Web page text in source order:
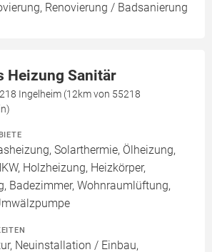
Renovierung / Badsanierung
Heizung Sanitär
Ingelheim (12km von 55218
Solarthermie, Ölheizung,
Holzheizung, Heizkörper,
Badezimmer, Wohnraumlüftung,
Neuinstallation / Einbau,